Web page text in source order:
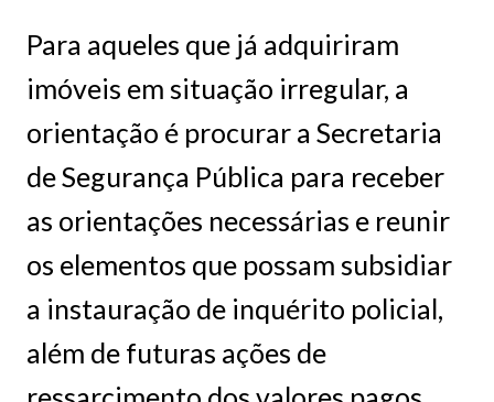
Para aqueles que já adquiriram
imóveis em situação irregular, a
orientação é procurar a Secretaria
de Segurança Pública para receber
as orientações necessárias e reunir
os elementos que possam subsidiar
a instauração de inquérito policial,
além de futuras ações de